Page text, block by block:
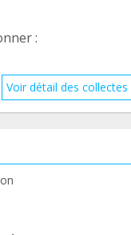
:
Voir détail des collectes